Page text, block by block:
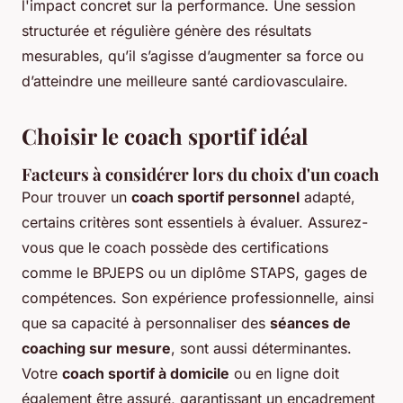
l'impact concret sur la performance. Une session
structurée et régulière génère des résultats
mesurables, qu’il s’agisse d’augmenter sa force ou
d’atteindre une meilleure santé cardiovasculaire.
Choisir le coach sportif idéal
Facteurs à considérer lors du choix d'un coach
Pour trouver un coach sportif personnel adapté,
certains critères sont essentiels à évaluer. Assurez-
vous que le coach possède des certifications
comme le BPJEPS ou un diplôme STAPS, gages de
compétences. Son expérience professionnelle, ainsi
que sa capacité à personnaliser des séances de
coaching sur mesure, sont aussi déterminantes.
Votre coach sportif à domicile ou en ligne doit
également être assuré, garantissant un encadrement